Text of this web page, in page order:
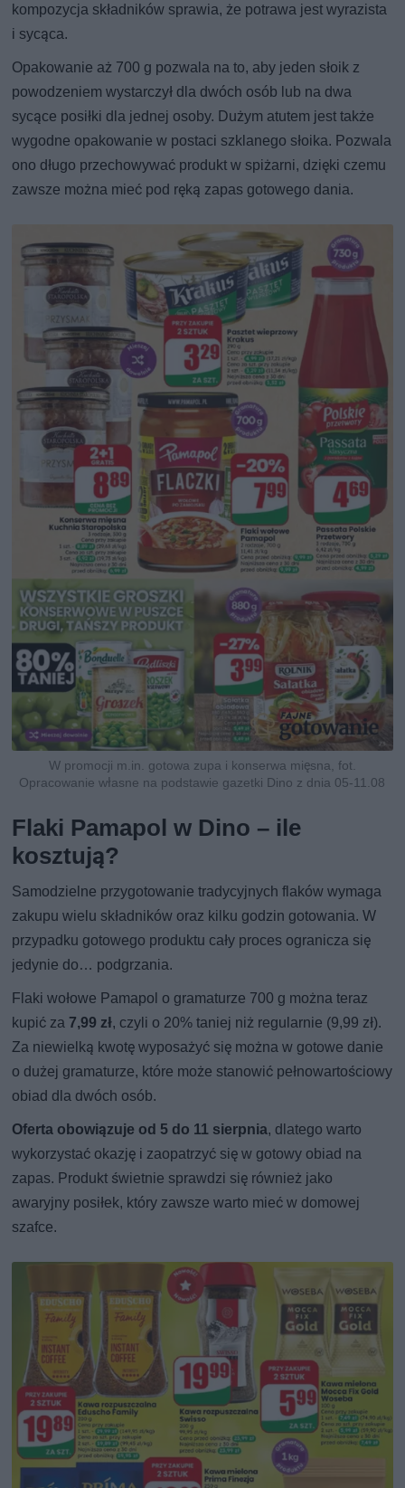
kompozycja składników sprawia, że potrawa jest wyrazista
i sycąca.
Opakowanie aż 700 g pozwala na to, aby jeden słoik z
powodzeniem wystarczył dla dwóch osób lub na dwa
sycące posiłki dla jednej osoby. Dużym atutem jest także
wygodne opakowanie w postaci szklanego słoika. Pozwala
ono długo przechowywać produkt w spiżarni, dzięki czemu
zawsze można mieć pod ręką zapas gotowego dania.
W promocji m.in. gotowa zupa i konserwa mięsna, fot.
Opracowanie własne na podstawie gazetki Dino z dnia 05-11.08
Flaki Pamapol w Dino – ile
kosztują?
Samodzielne przygotowanie tradycyjnych flaków wymaga
zakupu wielu składników oraz kilku godzin gotowania. W
przypadku gotowego produktu cały proces ogranicza się
jedynie do… podgrzania.
Flaki wołowe Pamapol o gramaturze 700 g można teraz
kupić za 7,99 zł, czyli o 20% taniej niż regularnie (9,99 zł).
Za niewielką kwotę wyposażyć się można w gotowe danie
o dużej gramaturze, które może stanowić pełnowartościowy
obiad dla dwóch osób.
Oferta obowiązuje od 5 do 11 sierpnia, dlatego warto
wykorzystać okazję i zaopatrzyć się w gotowy obiad na
zapas. Produkt świetnie sprawdzi się również jako
awaryjny posiłek, który zawsze warto mieć w domowej
szafce.